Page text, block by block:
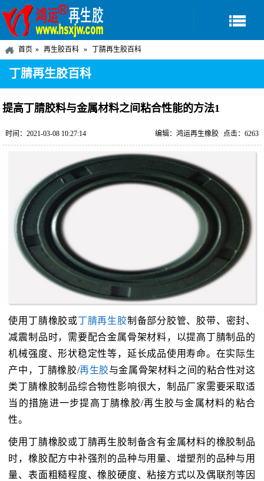
首页 再生胶百科 丁腈再生胶百科
丁腈再生胶百科
提高丁腈胶料与金属材料之间粘合性能的方法1
时间：2021-03-08 10:27:14 点击：6263
编辑：鸿运再生橡胶
使用丁腈橡胶或丁腈再生胶制备部分胶管、胶带、密封、
减震制品时，需要配合金属骨架材料，以提高丁腈制品的
机械强度、形状稳定性等，延长成品使用寿命。在实际生
产中，丁腈橡胶/再生胶与金属骨架材料之间的粘合性对这
类丁腈橡胶制品综合物性影响很大，制品厂家需要采取适
当的措施进一步提高丁腈橡胶/再生胶与金属材料的粘合
性。
使用丁腈橡胶或丁腈再生胶制备含有金属材料的橡胶制品
时，橡胶配方中补强剂的品种与用量、增塑剂的品种与用
量、表面粗糙程度、橡胶硬度、粘接方式以及偶联剂等因